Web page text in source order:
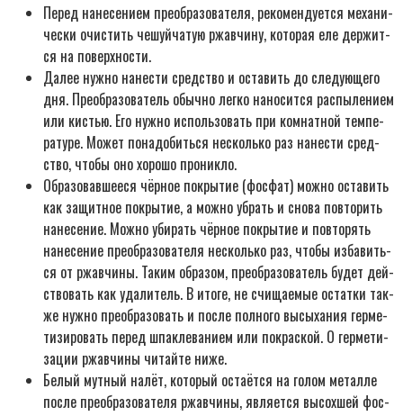
Перед нане­се­ни­ем пре­об­ра­зо­ва­те­ля, реко­мен­ду­ет­ся меха­ни­
че­ски очи­стить чешуй­ча­тую ржав­чи­ну, кото­рая еле дер­жит­
ся на поверх­но­сти.
Далее нуж­но нане­сти сред­ство и оста­вить до сле­ду­ю­ще­го
дня. Пре­об­ра­зо­ва­тель обыч­но лег­ко нано­сит­ся рас­пы­ле­ни­ем
или кистью. Его нуж­но исполь­зо­вать при ком­нат­ной тем­пе­
ра­ту­ре. Может пона­до­бить­ся несколь­ко раз нане­сти сред­
ство, что­бы оно хоро­шо про­ник­ло.
Обра­зо­вав­ше­е­ся чёр­ное покры­тие (фос­фат) мож­но оста­вить
как защит­ное покры­тие, а мож­но убрать и сно­ва повто­рить
нане­се­ние. Мож­но уби­рать чёр­ное покры­тие и повто­рять
нане­се­ние пре­об­ра­зо­ва­те­ля несколь­ко раз, что­бы изба­вить­
ся от ржав­чи­ны. Таким обра­зом, пре­об­ра­зо­ва­тель будет дей­
ство­вать как уда­ли­тель. В ито­ге, не счи­ща­е­мые остат­ки так­
же нуж­но пре­об­ра­зо­вать и после пол­но­го высы­ха­ния гер­ме­
ти­зи­ро­вать перед шпа­кле­ва­ни­ем или покрас­кой. О гер­ме­ти­
за­ции ржав­чи­ны читай­те ниже.
Белый мут­ный налёт, кото­рый оста­ёт­ся на голом метал­ле
после пре­об­ра­зо­ва­те­ля ржав­чи­ны, явля­ет­ся высох­шей фос­